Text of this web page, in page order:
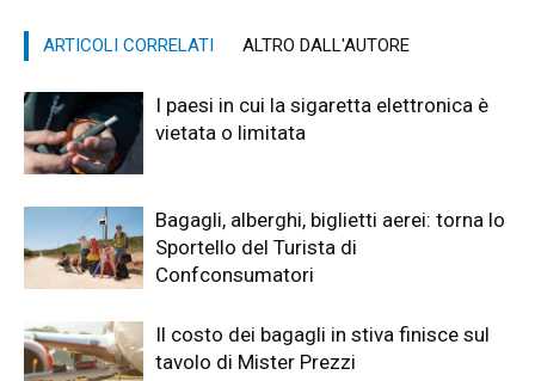
ARTICOLI CORRELATI ALTRO DALL'AUTORE
I paesi in cui la sigaretta elettronica è
vietata o limitata
Bagagli, alberghi, biglietti aerei: torna lo
Sportello del Turista di
Confconsumatori
Il costo dei bagagli in stiva finisce sul
tavolo di Mister Prezzi